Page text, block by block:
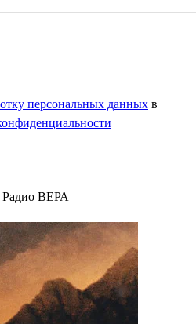
персональных данных в
Радио ВЕРА